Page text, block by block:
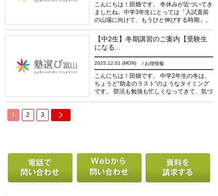
こんにちは！田畑です。 冬休みが近づいてき
ましたね。中学3年生にとっては「入試直前
の山場に向けて、もうひと伸びする時期」。
毎年感じています。 今回は、愉開塾の中3生
向け冬期...
続きを読む
【中2生】冬期講習のご案内【受験生
になる...
2025.12.01(MON) お得情報
こんにちは！田畑です。 中学2年生の冬は、
ちょうど“助走のラスト”のようなタイミング
です。 部活も勉強も忙しくなってきて、気づ
1 2 3